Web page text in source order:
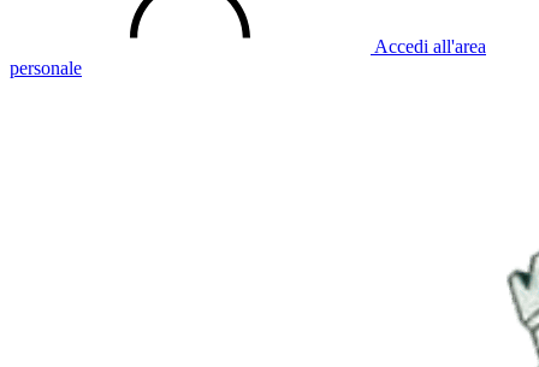
Accedi all'area
personale